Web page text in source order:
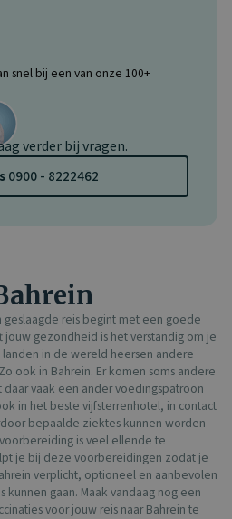
snel bij een van onze 100+
verder bij vragen.
0900 - 8222462
geslaagde reis begint met een goede
gezondheid is het verstandig om je
in de wereld heersen andere
ook in Bahrein. Er komen soms andere
vaak een ander voedingspatroon
in het beste vijfsterrenhotel, in contact
bepaalde ziektes kunnen worden
is veel ellende te
je bij deze voorbereidingen zodat je
verplicht, optioneel en aanbevolen
gaan. Maak vandaag nog een
voor jouw reis naar Bahrein te